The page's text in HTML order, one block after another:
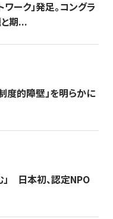
ーク」発足。コングラ
期...
度的障壁」を明らかに
日本初、認定NPO